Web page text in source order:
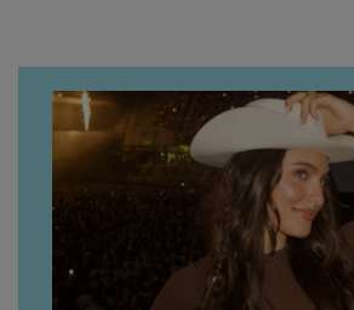
vine să
ajuns
asta!
ar fi